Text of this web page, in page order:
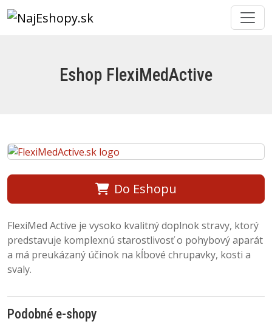
Eshop FlexiMedActive
Do Eshopu
FlexiMed Active je vysoko kvalitný doplnok stravy, ktorý
predstavuje komplexnú starostlivosť o pohybový aparát
a má preukázaný účinok na kĺbové chrupavky, kosti a
svaly.
Podobné e-shopy